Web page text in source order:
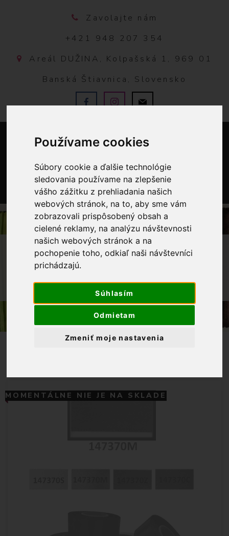
Používame cookies
Súbory cookie a ďalšie technológie
sledovania používame na zlepšenie
vášho zážitku z prehliadania našich
webových stránok, na to, aby sme vám
zobrazovali prispôsobený obsah a
cielené reklamy, na analýzu návštevnosti
našich webových stránok a na
pochopenie toho, odkiaľ naši návštevníci
prichádzajú.
Súhlasím
Odmietam
Zmeniť moje nastavenia
Zavolajte nám
+421 948 207 354
Areál DUŽINA, Kolpašská 1, 969 01
Banská Štiavnica, Slovensko
0
OBCHOD GALANTÉRIA
SATÉNOVÉ STUHY
STUHA ATLASOVÁ OBOJSTRANNÁ 40
MM MODRÁ
MOMENTÁLNE NIE JE NA SKLADE